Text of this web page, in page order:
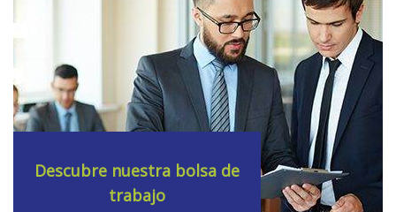
Descubre nuestra bolsa de
trabajo